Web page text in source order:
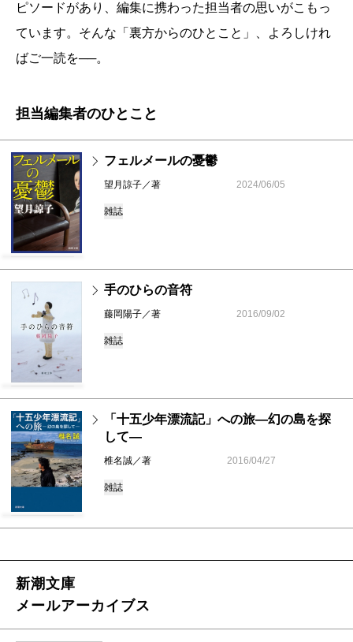
ピソードがあり、編集に携わった担当者の思いがこもっ
ています。そんな「裏方からのひとこと」、よろしけれ
ばご一読を──。
担当編集者のひとこと
フェルメールの憂鬱
望月諒子／著 2024/06/05
雑誌
手のひらの音符
藤岡陽子／著 2016/09/02
雑誌
「十五少年漂流記」への旅―幻の島を探
して―
椎名誠／著 2016/04/27
雑誌
新潮文庫
メールアーカイブス